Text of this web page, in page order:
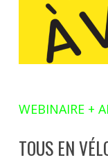
WEBINAIRE +
TOUS EN